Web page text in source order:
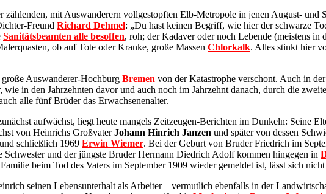
mit Auswanderern vollgestopften Elb-Metropole in jenen August- und
Freund Richard Dehmel: „Du hast keinen Begriff, wie hier der schwarze
Sanitätsbeamten alle besoffen, roh; der Kadaver oder noch Lebende (meistens
ob auf Tote oder Kranke, große Massen Chlorkalk. Alles stinkt hier
Auswanderer-Hochburg Bremen von der Katastrophe verschont. Auch in der
in den Jahrzehnten davor und auch noch im Jahrzehnt danach, durch die
alle fünf Brüder das Erwachsenenalter.
aufwächst, liegt heute mangels Zeitzeugen-Berichten im Dunkeln: Seine
von Heinrichs GroßvaterJohann Hinrich Janzen und später von dessen
schließlich 1969 Erwin Wiemer. Bei der Geburt von Bruder Friedrich im
Schwester und der jüngste Bruder Hermann Diedrich Adolf kommen hingegen in
beim Tod des Vaters im September 1909 wieder gemeldet ist, lässt sich
seinen Lebensunterhalt als Arbeiter – vermutlich ebenfalls in der